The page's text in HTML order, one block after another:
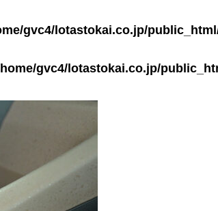
gvc4/lotastokai.co.jp/
gvc4/lotastokai.co.jp/